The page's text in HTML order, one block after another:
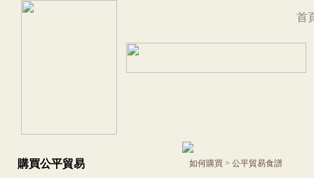
首
購買公平貿易
如何購買 > 公平貿易食譜